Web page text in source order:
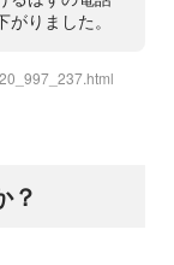
りました。
？